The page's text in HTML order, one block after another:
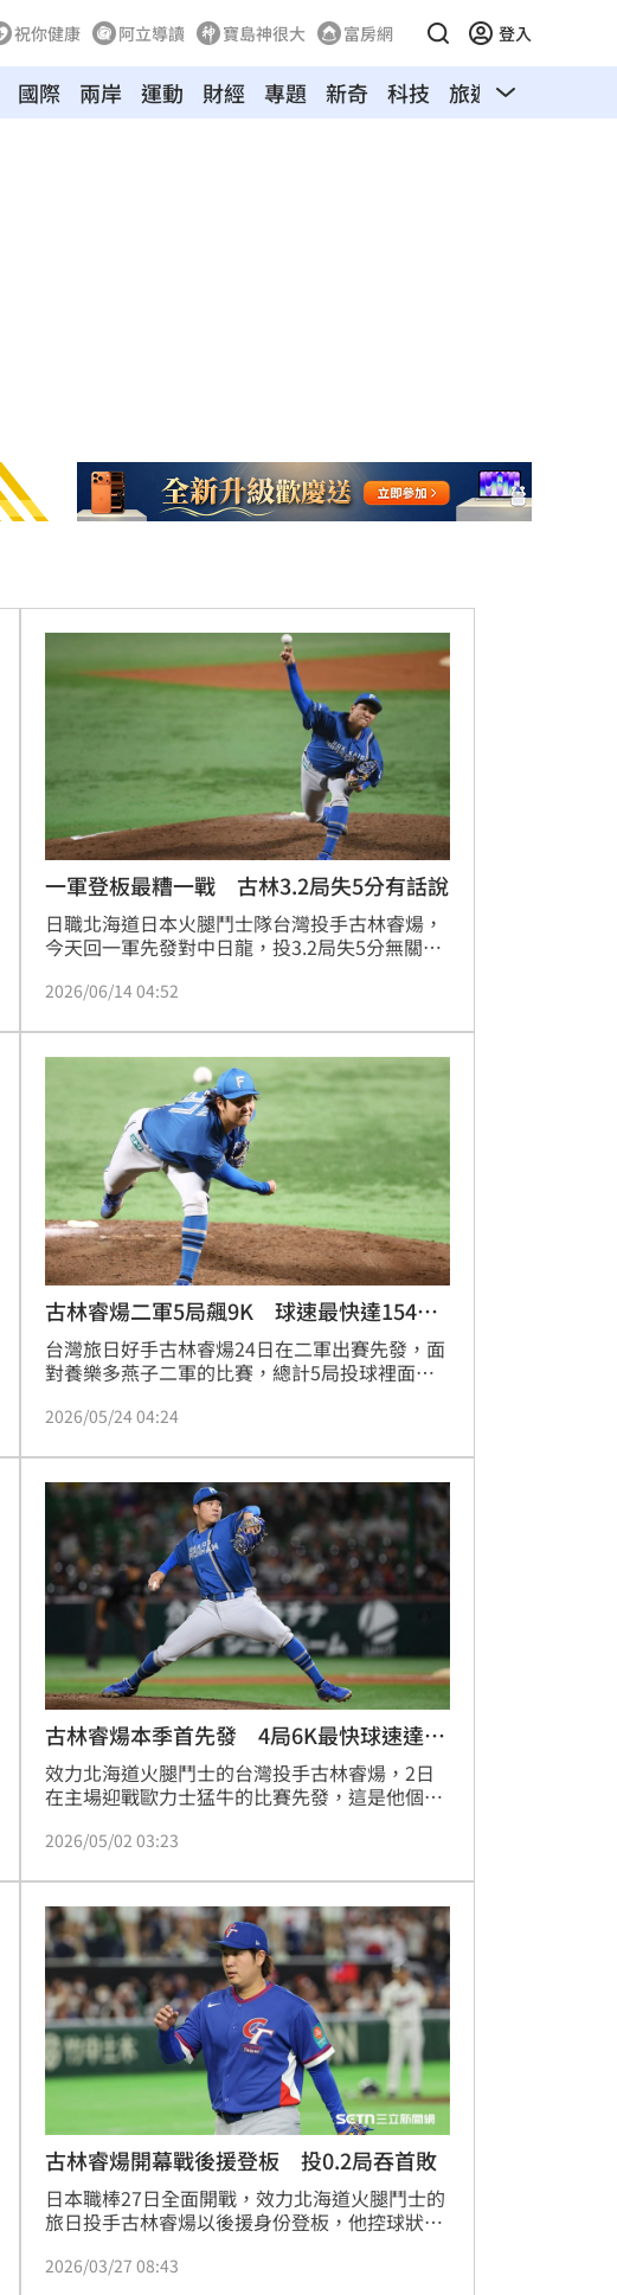
祝你健康 阿立導讀 寶島神很大 富房網 登入
國際 兩岸 運動 財經 專題 新奇 科技 旅遊 汽車
一軍登板最糟一戰 古林3.2局失5分有話說
日職北海道日本火腿鬥士隊台灣投手古林睿煬，
今天回一軍先發對中日龍，投3.2局失5分無關勝
下一場登板努力練習。
2026/06/14 04:52
古林睿煬二軍5局飆9K 球速最快達154公
里
台灣旅日好手古林睿煬24日在二軍出賽先發，面
對養樂多燕子二軍的比賽，總計5局投球裡面就
里，不過最終這場比賽仍是吞下敗仗。
2026/05/24 04:24
古林睿煬本季首先發 4局6K最快球速達
154
效力北海道火腿鬥士的台灣投手古林睿煬，2日
在主場迎戰歐力士猛牛的比賽先發，這是他個人
後退場，本季先發首秀就送出了6次三振。
2026/05/02 03:23
古林睿煬開幕戰後援登板 投0.2局吞首敗
日本職棒27日全面開戰，效力北海道火腿鬥士的
旅日投手古林睿煬以後援身份登板，他控球狀況
火腿終場5：6不敵軟銀，古林睿煬吞下新球季首
2026/03/27 08:43